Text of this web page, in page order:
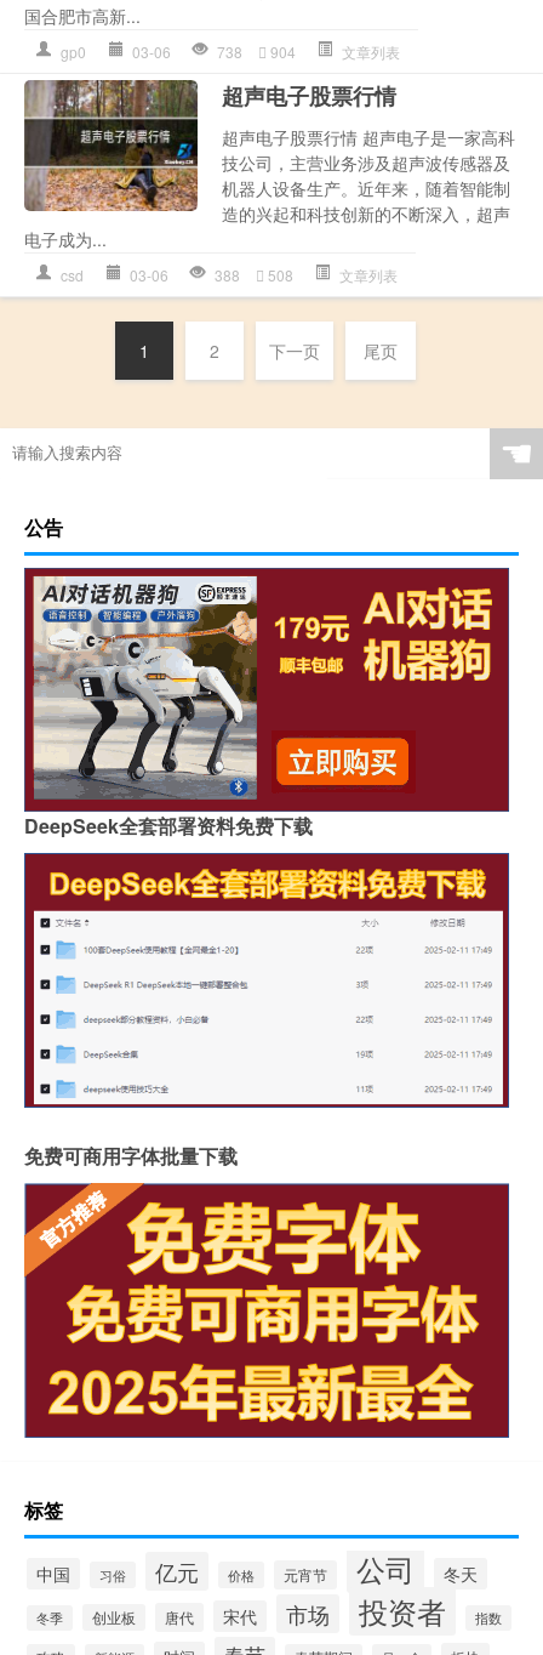
国合肥市高新...
gp0 03-06 738 904 文章列表
超声电子股票行情
超声电子股票行情 超声电子是一家高科
技公司，主营业务涉及超声波传感器及
机器人设备生产。近年来，随着智能制
造的兴起和科技创新的不断深入，超声
电子成为...
csd 03-06 388 508 文章列表
1 2 下一页 尾页
☚
公告
DeepSeek全套部署资料免费下载
免费可商用字体批量下载
标签
中国 习俗 亿元 价格 元宵节 公司 冬天
冬季 创业板 唐代 宋代 市场 投资者 指数